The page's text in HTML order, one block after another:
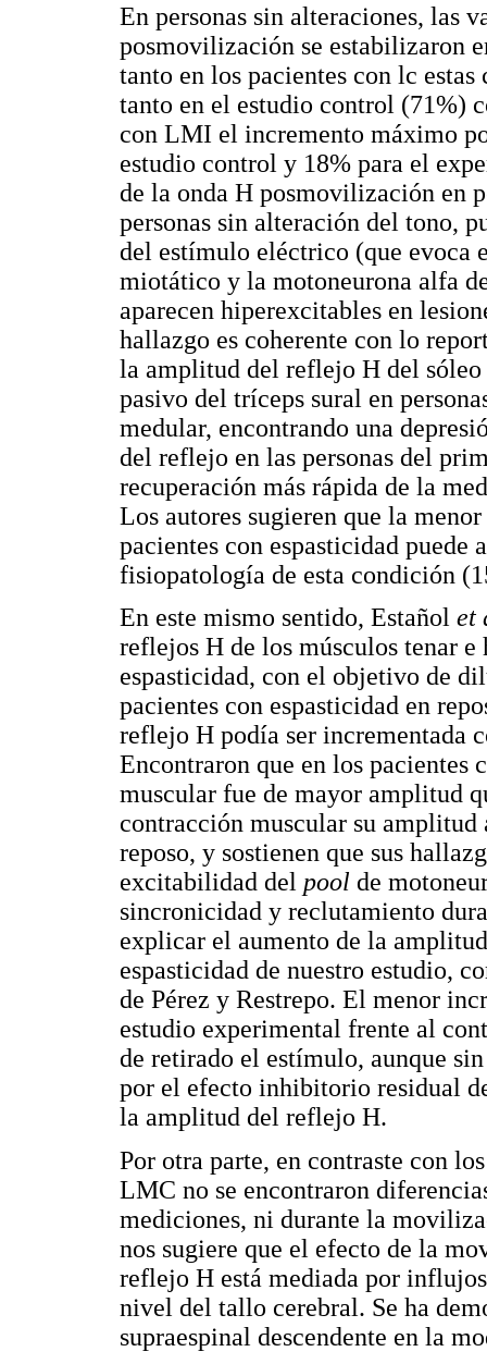
En personas sin alteraciones, las
posmovilización se estabilizaron
tanto en los pacientes con lc
tanto en el estudio control (71%)
con LMI el incremento máximo
estudio control y 18% para el
de la onda H posmovilización en
personas sin alteración del tono,
del estímulo eléctrico (que
miotático y la motoneurona alfa
aparecen hiperexcitables en
hallazgo es coherente con lo
la amplitud del reflejo H del sóleo
pasivo del tríceps sural en
medular, encontrando una
del reflejo en las personas del
recuperación más rápida de la
Los autores sugieren que la
pacientes con espasticidad
fisiopatología de esta condición
En este mismo sentido, Estañol et
reflejos H de los músculos tenar e
espasticidad, con el objetivo de
pacientes con espasticidad en
reflejo H podía ser incrementada
Encontraron que en los pacientes
muscular fue de mayor amplitud
contracción muscular su amplitud
reposo, y sostienen que sus
excitabilidad del pool de
sincronicidad y reclutamiento
explicar el aumento de la
espasticidad de nuestro estudio,
de Pérez y Restrepo. El menor
estudio experimental frente al
de retirado el estímulo, aunque
por el efecto inhibitorio residual
la amplitud del reflejo H.
Por otra parte, en contraste con
LMC no se encontraron
mediciones, ni durante la
nos sugiere que el efecto de la
reflejo H está mediada por
nivel del tallo cerebral. Se ha
supraespinal descendente en la